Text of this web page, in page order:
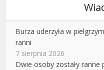
Burza uderzyła w
ranni
7 sierpnia 2026
Dwie osoby zostały